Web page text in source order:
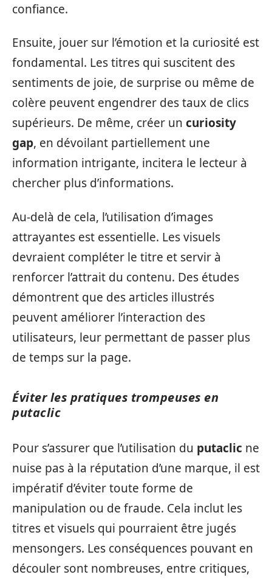
confiance.
Ensuite, jouer sur l’émotion et la curiosité est
fondamental. Les titres qui suscitent des
sentiments de joie, de surprise ou même de
colère peuvent engendrer des taux de clics
supérieurs. De même, créer un curiosity
gap, en dévoilant partiellement une
information intrigante, incitera le lecteur à
chercher plus d’informations.
Au-delà de cela, l’utilisation d’images
attrayantes est essentielle. Les visuels
devraient compléter le titre et servir à
renforcer l’attrait du contenu. Des études
démontrent que des articles illustrés
peuvent améliorer l’interaction des
utilisateurs, leur permettant de passer plus
de temps sur la page.
Éviter les pratiques trompeuses en
putaclic
Pour s’assurer que l’utilisation du putaclic ne
nuise pas à la réputation d’une marque, il est
impératif d’éviter toute forme de
manipulation ou de fraude. Cela inclut les
titres et visuels qui pourraient être jugés
mensongers. Les conséquences pouvant en
découler sont nombreuses, entre critiques,